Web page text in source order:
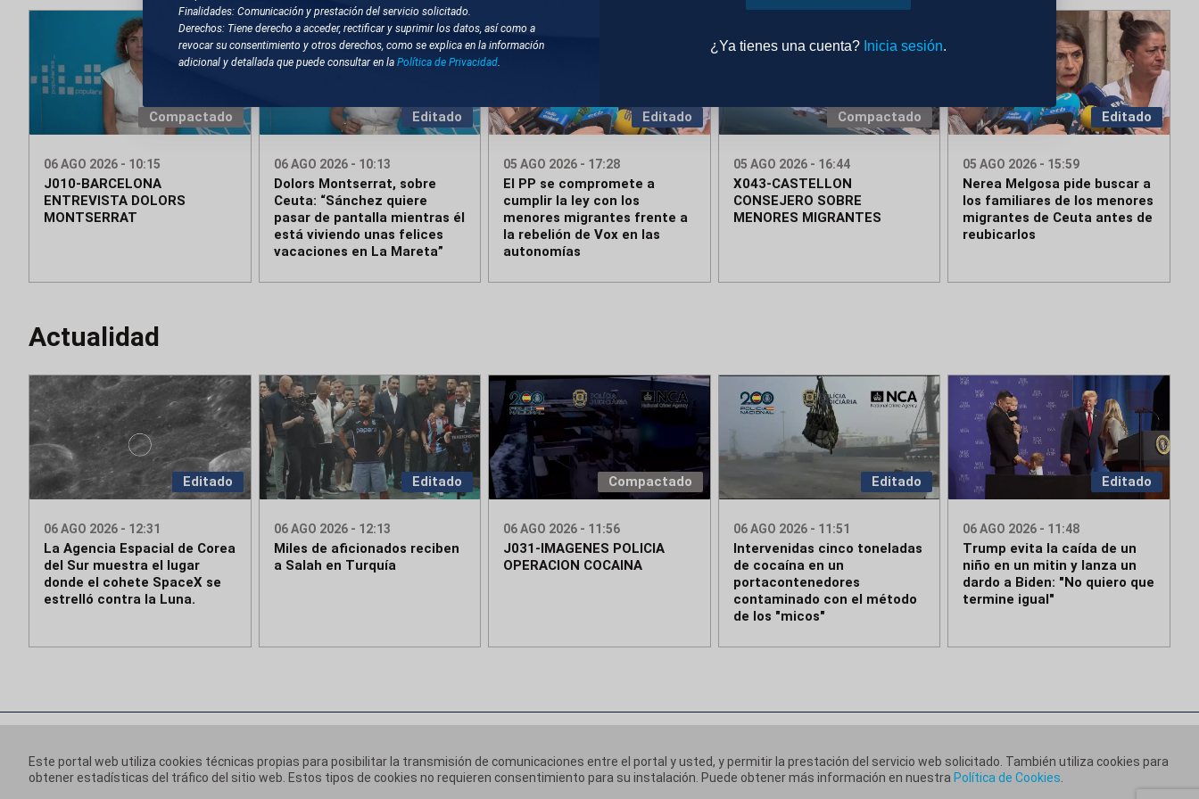
Finalidades: Comunicación y prestación del servicio solicitado.
Derechos: Tiene derecho a acceder, rectificar y suprimir los datos, así como a
revocar su consentimiento y otros derechos, como se explica en la información
adicional y detallada que puede consultar en la Política de Privacidad
¿Ya tienes una cuenta? Inicia sesión.
Compactado
06 AGO 2026 - 10:15
J010-BARCELONA
ENTREVISTA DOLORS
MONTSERRAT
Editado
06 AGO 2026 - 10:13
Dolors Montserrat, sobre
Ceuta: “Sánchez quiere
pasar de pantalla mientras él
está viviendo unas felices
vacaciones en La Mareta”
Editado
05 AGO 2026 - 17:28
El PP se compromete a
cumplir la ley con los
menores migrantes frente a
la rebelión de Vox en las
autonomías
Compactado
05 AGO 2026 - 16:44
X043-CASTELLON
CONSEJERO SOBRE
MENORES MIGRANTES
Editado
05 AGO 2026 - 15:59
Nerea Melgosa pide buscar a
los familiares de los menores
migrantes de Ceuta antes de
reubicarlos
Actualidad
Editado
06 AGO 2026 - 12:31
La Agencia Espacial de Corea
del Sur muestra el lugar
donde el cohete SpaceX se
estrelló contra la Luna.
Editado
06 AGO 2026 - 12:13
Miles de aficionados reciben
a Salah en Turquía
Compactado
06 AGO 2026 - 11:56
J031-IMAGENES POLICIA
OPERACION COCAINA
Editado
06 AGO 2026 - 11:51
Intervenidas cinco toneladas
de cocaína en un
portacontenedores
contaminado con el método
de los "micos"
Editado
06 AGO 2026 - 11:48
Trump evita la caída de un
niño en un mitin y lanza un
dardo a Biden: "No quiero que
termine igual"
Este portal web utiliza cookies técnicas propias para posibilitar la transmisión de comunicaciones entre el portal y usted, y permitir la prestación del servicio web solicitado. También utiliza cookies para
obtener estadísticas del tráfico del sitio web. Estos tipos de cookies no requieren consentimiento para su instalación. Puede obtener más información en nuestra Política de Cookies